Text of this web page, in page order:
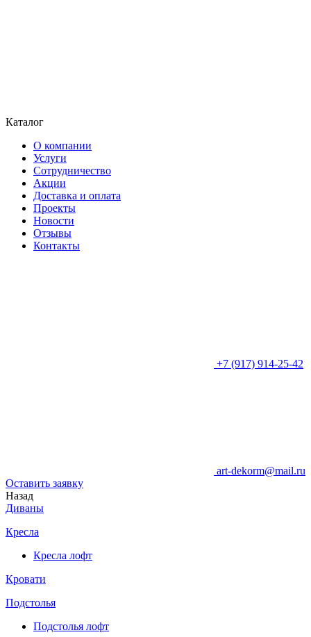
Каталог
О компании
Услуги
Сотрудничество
Акции
Доставка и оплата
Проекты
Новости
Отзывы
Контакты
+7 (917) 914-25-42
art-dekorm@mail.ru
Оставить заявку
Назад
Диваны
Кресла
Кресла лофт
Кровати
Подстолья
Подстолья лофт